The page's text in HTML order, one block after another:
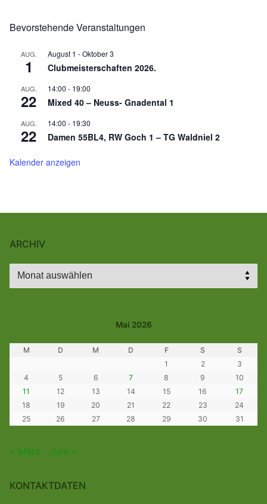
Bevorstehende Veranstaltungen
AUG.
1
August 1 -Oktober 3
Clubmeisterschaften 2026.
AUG.
22
14:00 - 19:00
Mixed 40 – Neuss- Gnadental 1
AUG.
22
14:00 - 19:30
Damen 55BL4, RW Goch 1 – TG Waldniel 2
Kalender anzeigen
ARCHIV
Archiv
Mai 2026
M D M D F S
S
1
2
3
4
5 6 7 8 9
10
11
12 13 14 15 16
17
18
19 20 21 22 23
24
25
26 27 28 29 30 31
« März Juni »
KONTAKTDATEN